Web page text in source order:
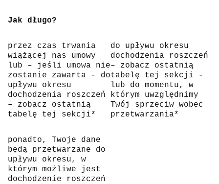
Jak długo?
przez czas trwania
wiążącej nas umowy
lub – jeśli umowa nie
zostanie zawarta - do
upływu okresu
dochodzenia roszczeń
– zobacz ostatnią
tabelę tej sekcji*
do upływu okresu
dochodzenia roszczeń
– zobacz ostatnią
tabelę tej sekcji -
lub do momentu, w
którym uwzględnimy
Twój sprzeciw wobec
przetwarzania*
ponadto, Twoje dane
będą przetwarzane do
upływu okresu, w
którym możliwe jest
dochodzenie roszczeń